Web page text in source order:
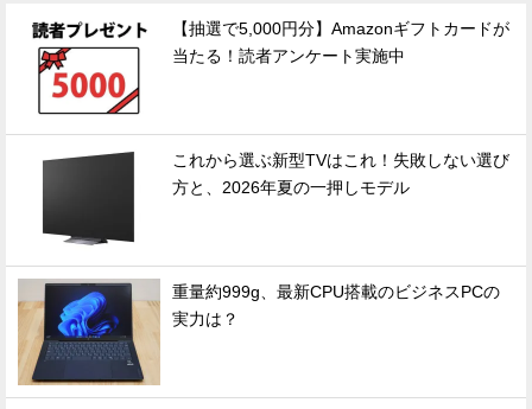
【抽選で5,000円分】Amazonギフトカードが
当たる！読者アンケート実施中
これから選ぶ新型TVはこれ！失敗しない選び
方と、2026年夏の一押しモデル
重量約999g、最新CPU搭載のビジネスPCの
実力は？